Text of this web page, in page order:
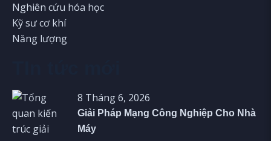
Nghiên cứu hóa học
Kỹ sư cơ khí
Năng lượng
8 Tháng 6, 2026
Giải Pháp Mạng Công Nghiệp Cho Nhà
Máy